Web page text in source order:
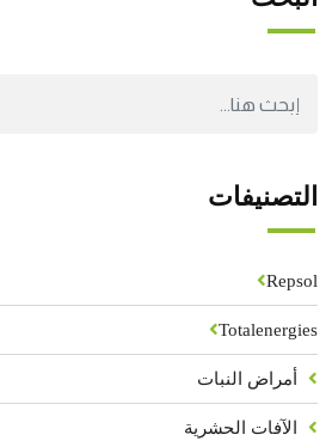
التصنيفات
Repsol
Totalenergies
أمراض النبات
الآفات الحشرية